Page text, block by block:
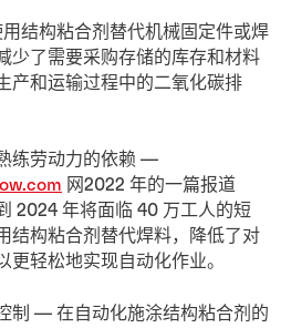
结构粘合剂替代机械固定件或焊
少了需要采购存储的库存和材料
产和运输过程中的二氧化碳排
练劳动力的依赖 —
网2022 年的一篇报道
2024 年将面临 40 万工人的短
结构粘合剂替代焊料，降低了对
更轻松地实现自动化作业。
制 — 在自动化施涂结构粘合剂的